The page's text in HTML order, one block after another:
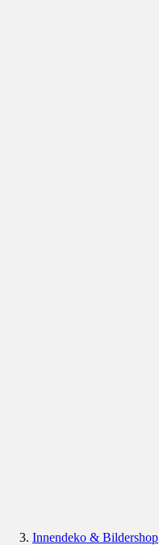
Innendeko & Bildershop